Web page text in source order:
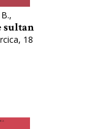
sultan
18